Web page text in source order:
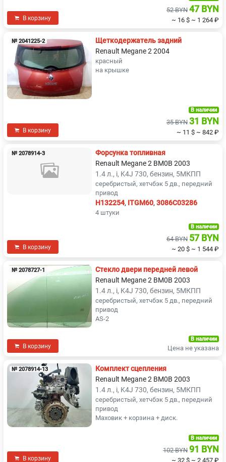
В корзину
52 BYN 47 BYN
~ 16 $ ~ 1 264 ₽
№ 2041225-2
Щеткодержатель задний
Renault Megane 2 2004
красный
на крышке
В корзину
В наличии
35 BYN 31 BYN
~ 11 $ ~ 842 ₽
№ 2078914-3
Форсунка топливная
Renault Megane 2 BM0B 2003
1.4 л., i, K4J 730, бензин, 5МКПП
серебристый, хетчбэк 5 дв., передний
привод
H132254, ITGM60, 3086C03286
4 штуки
В корзину
В наличии
64 BYN 57 BYN
~ 20 $ ~ 1 544 ₽
№ 2078727-1
Стекло двери передней левой
Renault Megane 2 BM0B 2003
1.4 л., i, K4J 730, бензин, 5МКПП
серебристый, хетчбэк 5 дв., передний
привод
AS-2
В корзину
В наличии
Цена не указана
№ 2078914-13
Комплект сцепления
Renault Megane 2 BM0B 2003
1.4 л., i, K4J 730, бензин, 5МКПП
серебристый, хетчбэк 5 дв., передний
привод
Маховик + корзина + диск.
В корзину
В наличии
102 BYN 91 BYN
~ 32 $ ~ 2 457 ₽